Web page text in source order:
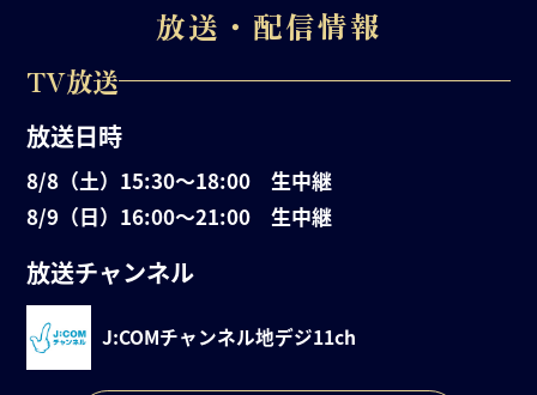
放送・配信情報
TV放送
放送日時
8/8（土）15:30〜18:00 生中継
8/9（日）16:00〜21:00 生中継
放送チャンネル
J:COMチャンネル地デジ11ch